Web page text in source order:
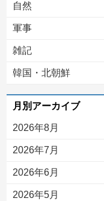
自然
軍事
雑記
韓国・北朝鮮
月別アーカイブ
2026年8月
2026年7月
2026年6月
2026年5月